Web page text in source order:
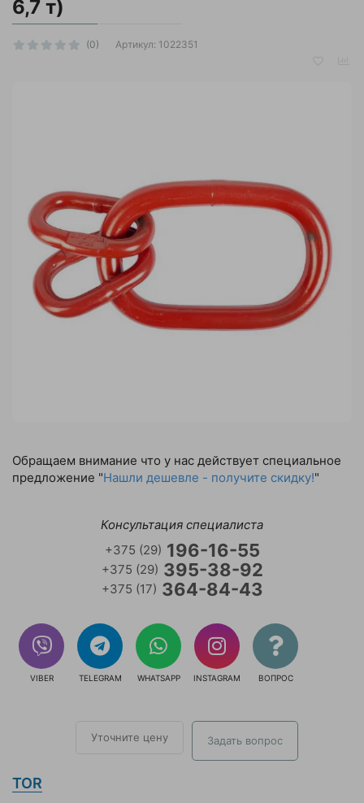
6,7 т)
(0) Артикул: 1022351
Обращаем внимание что у нас действует специальное
предложение "Нашли дешевле - получите скидку!"
Консультация специалиста
+375 (29) 196-16-55
+375 (29) 395-38-92
+375 (17) 364-84-43
VIBER TELEGRAM WHATSAPP INSTAGRAM ВОПРОС
Уточните цену Задать вопрос
TOR